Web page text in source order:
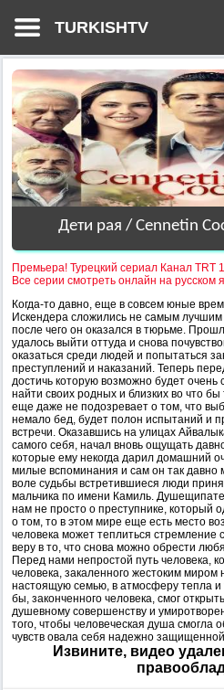
TURKISHTV
Дети рая / Cennetin
Премьера! Турецкий сериал Канал TRT
Все серии смотреть онлайн на русском
Когда-то давно, еще в совсем юные
Искендера сложились не самым
после чего он оказался в тюрьме.
удалось выйти оттуда и снова
оказаться среди людей и попытаться
преступлений и наказаний. Теперь
достичь которую возможно будет
найти своих родных и близких во что
еще даже не подозревает о том, что
немало бед, будет полон испытаний и
встречи. Оказавшись на улицах
самого себя, начал вновь ощущать
которые ему некогда дарил домашний
милые вспоминания и сам он так давно
воле судьбы встретившиеся люди
мальчика по имени Камиль.
нам не просто о преступнике, который
о том, то в этом мире еще есть место
человека может теплиться стремление
веру в то, что снова можно обрести
Перед нами непростой путь человека,
человека, закаленного жестоким
настоящую семью, в атмосферу тепла и
бы, законченного человека, смог
душевному совершенству и
того, чтобы человеческая душа смогла
чувств овала себя надежно
Извините, видео